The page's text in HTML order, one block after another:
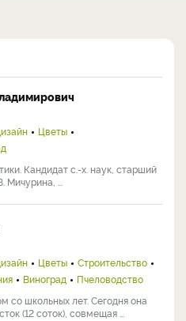
Цветы
Кандидат с.-х. наук, старший
Мичурина, ...
Цветы
Строительство
Виноград
Пчеловодство
со школьных лет. Сегодня она
(12 соток), совмещая ...